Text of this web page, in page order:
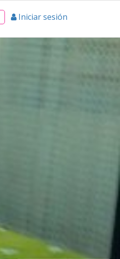
Iniciar sesión